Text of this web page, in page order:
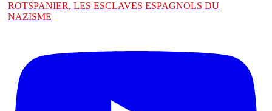
ROTSPANIER, LES ESCLAVES ESPAGNOLS DU
NAZISME